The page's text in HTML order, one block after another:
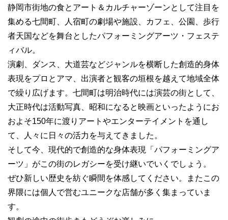
静岡市街地の食とアート＆カルチャーゾーンとして注目を
集める七間町、人宿町の劇場や施設、カフェ、公園、歩行
者天国などを舞台としたパフォーミングアーツ・フェステ
ィバル。
演劇、ダンス、大道芸などジャンルを横断した創造的身体
表現をプロとアマ、出演者と観客の垣根を越えて地域全体
で繰り広げます。七間町は明治時代には演芸の街として、
大正時代は活動写真、昭和になると映画といったようにお
およそ150年に渡りアートやエンターテイメントを通し
て、人々に日々の活力を与えてきました。
そして今、現代的で創造的な身体表現「パフォーミングア
ーツ」がこの街のレガシーを受け継いでいくでしょう。
ぜひ新しい歴史を紡ぐ瞬間を体感してください。またこの
界隈には個人で営むユニークな店舗が多く集まっていま
す。